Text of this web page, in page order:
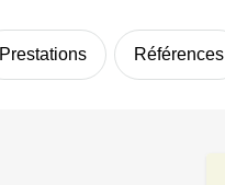
Prestations Références